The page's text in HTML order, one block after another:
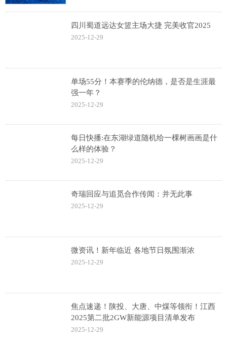
四川蜀道远达女篮主场大捷 完美收官2025
2025-12-29
单场55分！本赛季的伦纳德，是否是生涯最
强一年？
2025-12-29
每日快播:在东湖绿道随机给一棵树画画是什
么样的体验？
2025-12-29
奇瑞回应与追觅合作传闻：并无此事
2025-12-29
微资讯！新年临近 各地节日氛围渐浓
2025-12-29
焦点速递！陕投、大唐、中煤等领衔！江西
2025第二批2GW新能源项目清单发布
2025-12-29